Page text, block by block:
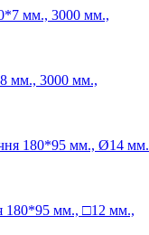
мм., 3000 мм.,
мм., 3000 мм.,
180*95 мм., Ø14 мм.
180*95 мм., □12 мм.,